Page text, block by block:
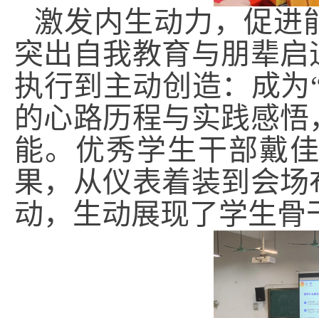
激发内生动力，促进
突出自我教育与朋辈
执行到主动创造：成
的心路历程与实践感
能。优秀学生干部戴
果，从仪表着装到会
动，生动展现了学生